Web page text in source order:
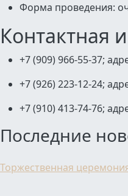
Форма проведения:
Контактная
+7 (909) 966-55-37;
+7 (926) 223-12-24;
+7 (910) 413-74-76;
Последние
Торжественная